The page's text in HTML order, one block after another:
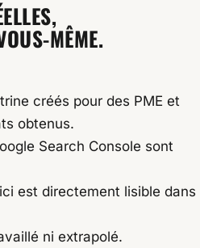
MÊME.
créés pour des PME et
obtenus.
Search Console sont
est directement lisible dans
ni extrapolé.